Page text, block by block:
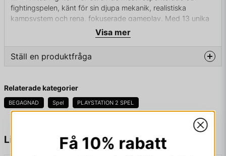
Liknande produkter
fightingspelen, känt för sin djupa mekanik, realistiska
kampsystem och rena, fokuserade gameplay. Med 13 unika
fighters, var och en med sin egen kampsportstil, bjuder
spelet på intensiva matcher där timing och teknik är viktigare
🎮 Plattform: PlayStation 2 (PS2)
Djup och teknisk stridsmekanik – perfekt för tävlingsspelare
Arkadläge, Versus, Survival och träning Detaljerad grafik och
animationer för sin tid Anpassningsmöjligheter och profiler för
👉 För fightingspelsfantaster som söker utmaning och
precision – Virtua Fighter 4 är en sann mästare i genren! 🏆🔥
Visa mer
Ställ en produktfråga
Fråga oss något om denna produkten...
Relaterade kategorier
BEGAGNAD Spel PLAYSTATION 2 SPEL
Få 10% rabatt